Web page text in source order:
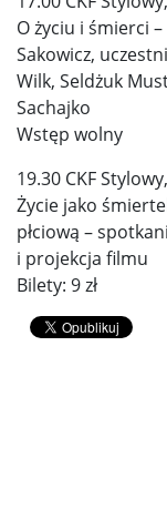
O życiu i śmierci
Sakowicz,
Wilk, Seldżuk
Sachajko
Wstęp wolny
19.30 CKF
Życie jako
płciową –
i projekcja filmu
Bilety: 9 zł